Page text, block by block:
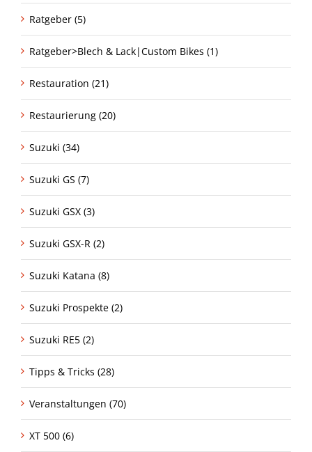
Ratgeber (5)
Ratgeber>Blech & Lack|Custom Bikes (1)
Restauration (21)
Restaurierung (20)
Suzuki (34)
Suzuki GS (7)
Suzuki GSX (3)
Suzuki GSX-R (2)
Suzuki Katana (8)
Suzuki Prospekte (2)
Suzuki RE5 (2)
Tipps & Tricks (28)
Veranstaltungen (70)
XT 500 (6)